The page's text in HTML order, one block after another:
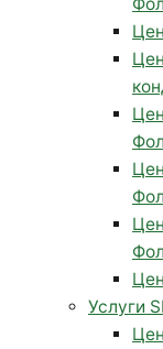
Услуги